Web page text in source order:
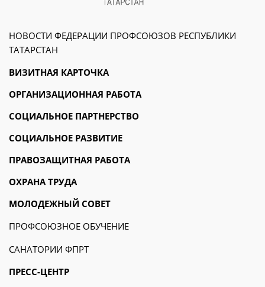
НОВОСТИ ФЕДЕРАЦИИ ПРОФСОЮЗОВ РЕСПУБЛИКИ
ТАТАРСТАН
ВИЗИТНАЯ КАРТОЧКА
ОРГАНИЗАЦИОННАЯ РАБОТА
СОЦИАЛЬНОЕ ПАРТНЕРСТВО
СОЦИАЛЬНОЕ РАЗВИТИЕ
ПРАВОЗАЩИТНАЯ РАБОТА
ОХРАНА ТРУДА
МОЛОДЕЖНЫЙ СОВЕТ
ПРОФСОЮЗНОЕ ОБУЧЕНИЕ
САНАТОРИИ ФПРТ
ПРЕСС-ЦЕНТР